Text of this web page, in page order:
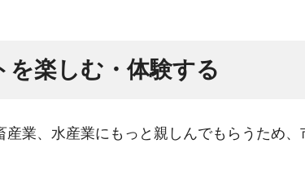
を楽しむ・体験する
産業、水産業にもっと親しんでもらうため、